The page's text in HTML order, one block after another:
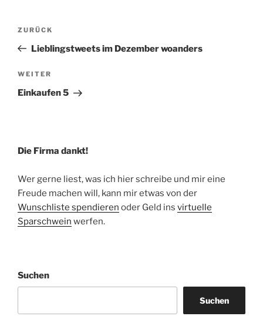
Beitragsnavigation
Vorheriger
Beitrag
ZURÜCK
Lieblingstweets im Dezember woanders
Nächster
Beitrag
WEITER
Einkaufen 5
Die Firma dankt!
Wer gerne liest, was ich hier schreibe und mir eine
Freude machen will, kann mir etwas von der
Wunschliste spendieren oder Geld ins virtuelle
Sparschwein werfen.
Suchen
Suchen